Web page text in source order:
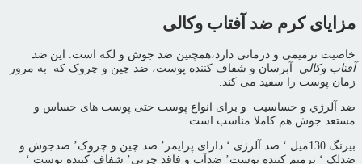
مزایای کرم ضد آفتاب وکالی
خاصیت ترمیمی و درمانی دارد،همچنین ضد جوش و لکه است. این ضد
آفتاب وکالی آبرسان و شفاف کننده پوست، ضد چین و چروک که به مرور
زمان پوست را سفید می کند.
ضد آلرژي و حساسيت و برای انواع پوست حتی پوست های حساس و
مستعد جوش هم کاملا مناسب است.
بیرنگ 130میل ‘ ضد آلرژی ‘ دارای پرایمر’ ضد چین و چروک’ ضدجوش و
ضدلک ‘ ترمیم کننده پوست’ ضدآب و فاقد چربی’ شفاف کننده پوست ‘